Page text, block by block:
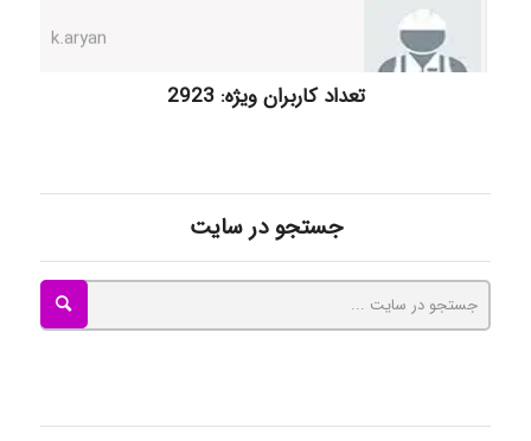
Mohammad
تعداد کاربران ویژه: 2923
جستجو در سایت